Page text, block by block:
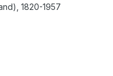
1820-1957